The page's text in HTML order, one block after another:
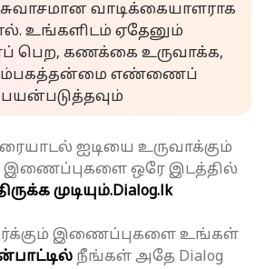
வாடிக்கையாளராக
உங்களிடம் ஏதேனும்
பெற, கணக்கை உருவாக்க,
எண்ணைப்
பயன்படுத்தவும்
ஐடியை உருவாக்கும்
ஒரே இடத்தில்
முடியும்.Dialog.lk
இணைப்புகளை உங்கள்
நீங்கள் அதே Dialog